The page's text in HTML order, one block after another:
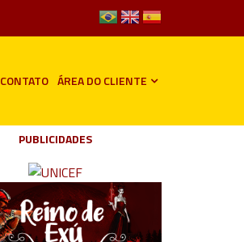
CONTATO ÁREA DO CLIENTE
PUBLICIDADES